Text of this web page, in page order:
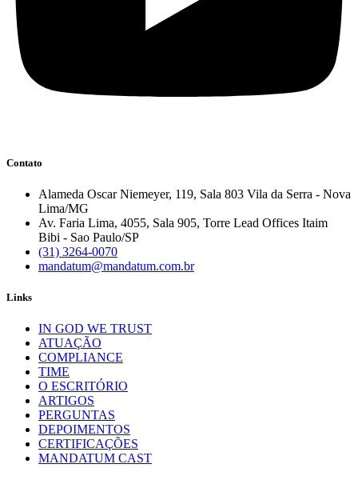
Contato
Alameda Oscar Niemeyer, 119, Sala 803 Vila da Serra - Nova
Lima/MG
Av. Faria Lima, 4055, Sala 905, Torre Lead Offices Itaim
Bibi - Sao Paulo/SP
(31) 3264-0070
mandatum@mandatum.com.br
Links
IN GOD WE TRUST
ATUAÇÃO
COMPLIANCE
TIME
O ESCRITÓRIO
ARTIGOS
PERGUNTAS
DEPOIMENTOS
CERTIFICAÇÕES
MANDATUM CAST